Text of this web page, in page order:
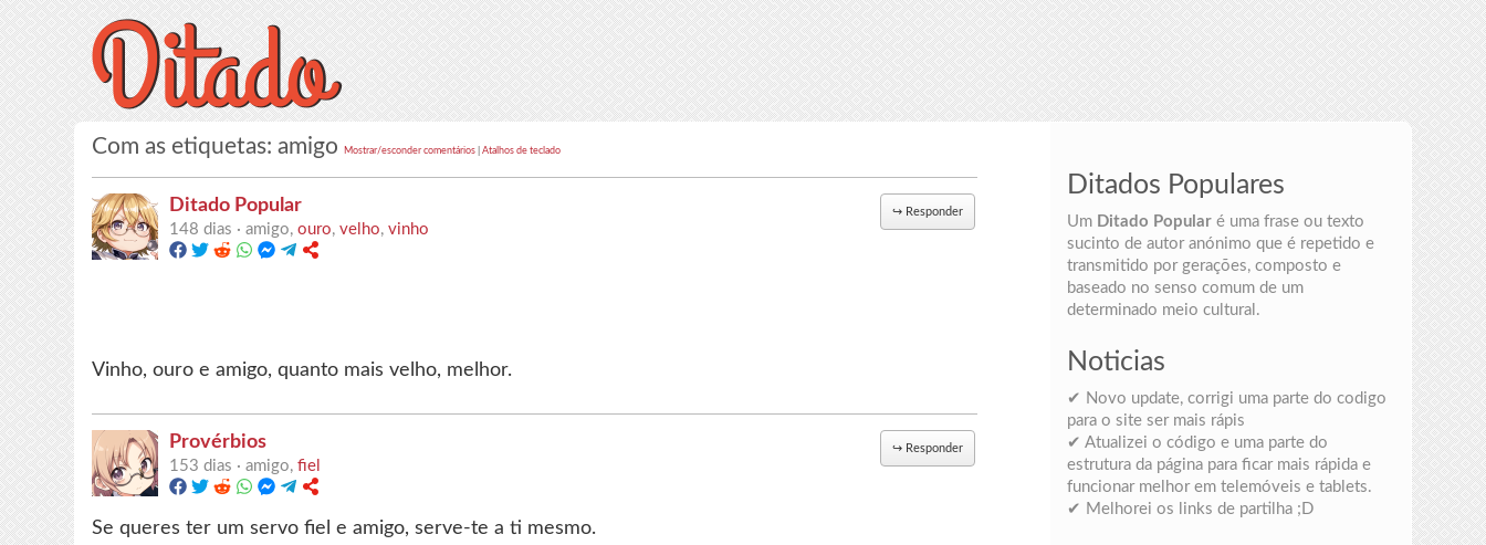
Com as etiquetas: amigoMostrar/esconder comentários |Atalhos de teclado
Ditado Popular ↪ Responder
148 dias ·amigo,ouro,velho,vinho
Vinho, ouro e amigo, quanto mais velho, melhor.
Provérbios ↪ Responder
153 dias ·amigo,fiel
Se queres ter um servo fiel e amigo, serve-te a ti mesmo.
Ditados Populares
Um Ditado Popularé uma frase ou texto
sucinto de autor anónimo que é repetido e
transmitido por gerações, composto e
baseado no senso comum de um
determinado meio cultural.
Noticias
✔ Novo update, corrigi uma parte do codigo
para o site ser mais rápis
✔ Atualizei o código e uma parte do
estrutura da página para ficar mais rápida e
funcionar melhor em telemóveis e tablets.
✔ Melhorei os links de partilha ;D